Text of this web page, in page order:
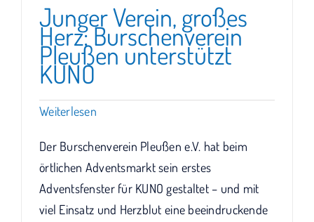
Junger Verein, großes
Herz: Burschenverein
Pleußen unterstützt
KUNO
Weiterlesen
Der Burschenverein Pleußen e.V. hat beim
örtlichen Adventsmarkt sein erstes
Adventsfenster für KUNO gestaltet – und mit
viel Einsatz und Herzblut eine beeindruckende